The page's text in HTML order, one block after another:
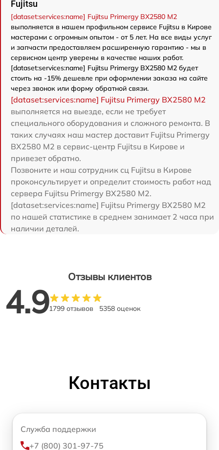
Fujitsu
[dataset:services:name] Fujitsu Primergy BX2580 M2
выполняется в нашем профильном сервисе Fujitsu в Кирове
мастерами с огромным опытом - от 5 лет. На все виды услуг
и запчасти предоставляем расширенную гарантию - мы в
сервисном центр уверены в качестве наших работ.
[dataset:services:name] Fujitsu Primergy BX2580 M2 будет
стоить на -15% дешевле при оформлении заказа на сайте
через звонок или форму обратной связи.
[dataset:services:name] Fujitsu Primergy BX2580 M2
выполняется на выезде, если не требует
специального оборудования и сложного ремонта. В
таких случаях наш мастер доставит Fujitsu Primergy
BX2580 M2 в сервис-центр Fujitsu в Кирове и
привезет обратно.
Позвоните и наш сотрудник сц Fujitsu в Кирове
проконсультирует и определит стоимость работ над
сервера Fujitsu Primergy BX2580 M2.
[dataset:services:name] Fujitsu Primergy BX2580 M2
по нашей статистике в среднем занимает 2 часа при
наличии деталей.
Отзывы клиентов
4.91799 отзывов 5358 оценок
Контакты
Служба поддержки
+7 (800) 301-97-75